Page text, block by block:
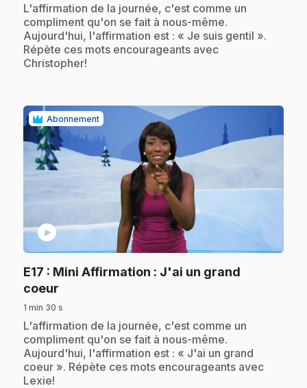
.L'affirmation de la journée, c'est comme un
compliment qu'on se fait à nous-même.
Aujourd'hui, l'affirmation est : « Je suis gentil ».
Répète ces mots encourageants avec
Christopher!
Abonnement
play_circle
E17 : Mini Affirmation : J'ai un grand
coeur
1 min 30 s
.L'affirmation de la journée, c'est comme un
compliment qu'on se fait à nous-même.
Aujourd'hui, l'affirmation est : « J'ai un grand
coeur ». Répète ces mots encourageants avec
Lexie!